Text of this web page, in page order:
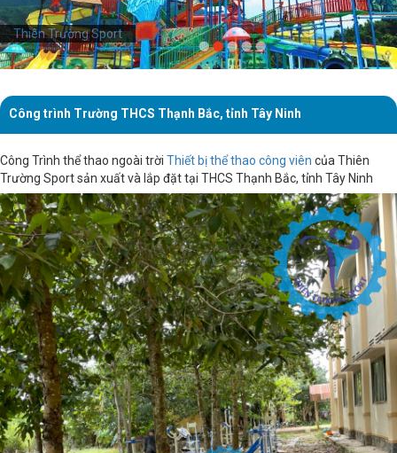
Thiên Trường Sport
Công trình Trường THCS Thạnh Bắc, tỉnh Tây Ninh
Công Trình thể thao ngoài trời Thiết bị thể thao công viên của Thiên
Trường Sport sản xuất và lắp đặt tại THCS Thạnh Bắc, tỉnh Tây Ninh